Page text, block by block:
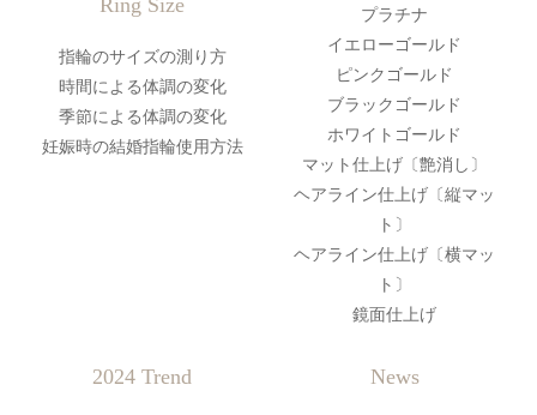
指輪のサイズの測り方
時間による体調の変化
季節による体調の変化
妊娠時の結婚指輪使用方法
プラチナ
イエローゴールド
ピンクゴールド
ブラックゴールド
ホワイトゴールド
マット仕上げ〔艶消し〕
ヘアライン仕上げ〔縦マッ
ト〕
ヘアライン仕上げ〔横マッ
ト〕
鏡面仕上げ
2024 Trend News